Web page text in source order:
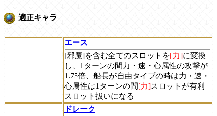
適正キャラ
エース
[邪魔]を含む全てのスロットを[力]に変換
し、1ターンの間力・速・心属性の攻撃が
1.75倍、船長が自由タイプの時は力・速・
心属性は1ターンの間[力]スロットが有利
スロット扱いになる
ドレーク